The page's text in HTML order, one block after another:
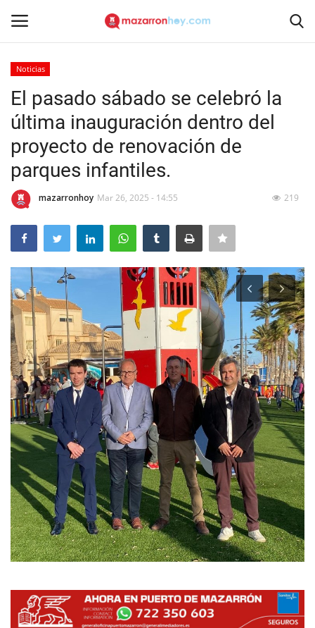
Inicio
Contacto
Noticias
Mazarrón Hoy
Entrevistas
Reportajes
Empresas
Mapa de Mazarrón
Vídeos
Galerías
Contacto
Empresas
Noticias
El pasado sábado se celebró la
última inauguración dentro del
proyecto de renovación de
parques infantiles.
mazarronhoy Mar 26, 2025 - 14:55 219